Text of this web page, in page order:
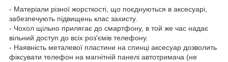
- Матеріали різної жорсткості, що поєднуються в аксесуарі,
забезпечують підвищень клас захисту.
- Чохол щільно прилягає до смартфону, в той же час надає
вільний доступ до всіх роз'ємів телефону.
- Наявність металевої пластини на спинці аксесуар дозволить
фіксувати телефон на магнітній панелі автотримача (не